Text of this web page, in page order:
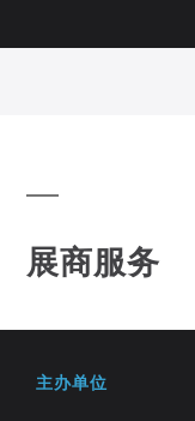
展商服务
主办单位